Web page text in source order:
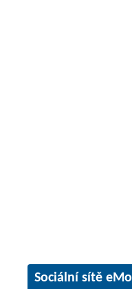
Sociální sítě